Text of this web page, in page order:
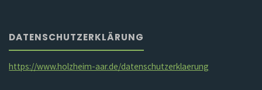
DATENSCHUTZERKLÄRUNG
https://www.holzheim-aar.de/datenschutzerklaerung